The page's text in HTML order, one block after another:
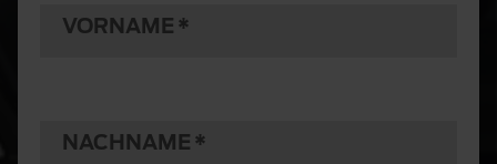
VORNAME
NACHNAME